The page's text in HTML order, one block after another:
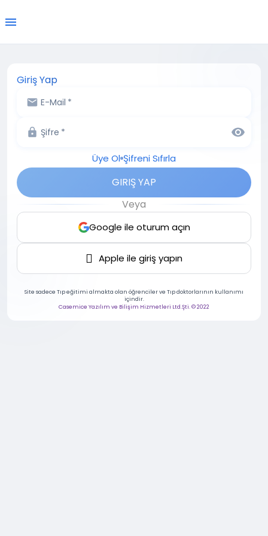
Giriş Yap
E-Mail *
Şifre *
Üye Ol Şifreni Sıfırla
GIRIŞ YAP
Veya
Google ile oturum açın
 Apple ile giriş yapın
Site sadece Tıp eğitimi almakta olan öğrenciler ve Tıp doktorlarının kullanımı
içindir.
Casemice Yazılım ve Bilişim Hizmetleri Ltd.Şti. © 2022